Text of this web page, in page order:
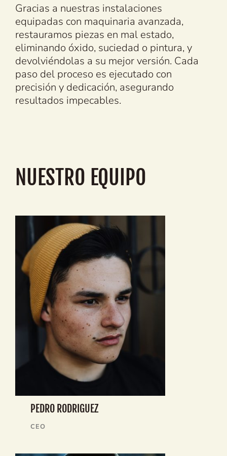
Gracias a nuestras instalaciones
equipadas con maquinaria avanzada,
restauramos piezas en mal estado,
eliminando óxido, suciedad o pintura, y
devolviéndolas a su mejor versión. Cada
paso del proceso es ejecutado con
precisión y dedicación, asegurando
resultados impecables.
NUESTRO EQUIPO
PEDRO RODRIGUEZ
CEO